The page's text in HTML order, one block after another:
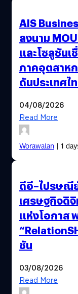
AIS
ลงนาม
และโซลูชัน
ภาคอุตสาห
ดันประเทศ
04/08/2026
Read More
Worawalan| 1
ดีอี–ไปรษณี
เศรษฐกิจดิ
แห่งโอกาส
ชัน
03/08/2026
Read More